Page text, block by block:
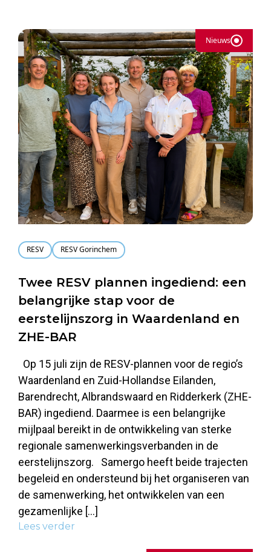
Nieuws
RESV RESV Gorinchem
Twee RESV plannen ingediend: een
belangrijke stap voor de
eerstelijnszorg in Waardenland en
ZHE-BAR
Op 15 juli zijn de RESV-plannen voor de regio’s
Waardenland en Zuid-Hollandse Eilanden,
Barendrecht, Albrandswaard en Ridderkerk (ZHE-
BAR) ingediend. Daarmee is een belangrijke
mijlpaal bereikt in de ontwikkeling van sterke
regionale samenwerkingsverbanden in de
eerstelijnszorg. Samergo heeft beide trajecten
begeleid en ondersteund bij het organiseren van
de samenwerking, het ontwikkelen van een
gezamenlijke […]
Lees verder